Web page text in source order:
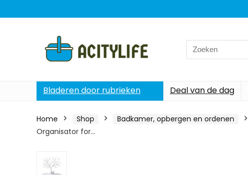
Search
for:
Bladeren door rubrieken Deal van de dag
Home Shop Badkamer, opbergen en ordenen
Organisator for…